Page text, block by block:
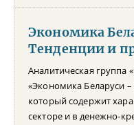
Экономика
Тенденции и
Аналитическая группа
«Экономика Беларуси
который содержит
секторе и в денежно-